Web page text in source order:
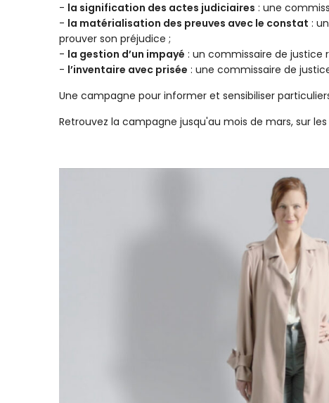
- la signification des actes judiciaires : une
- la matérialisation des preuves avec le constat :
prouver son préjudice ;
- la gestion d’un impayé : un commissaire de justice
- l’inventaire avec prisée : une commissaire de
Une campagne pour informer et sensibiliser
Retrouvez la campagne jusqu'au mois de mars, sur